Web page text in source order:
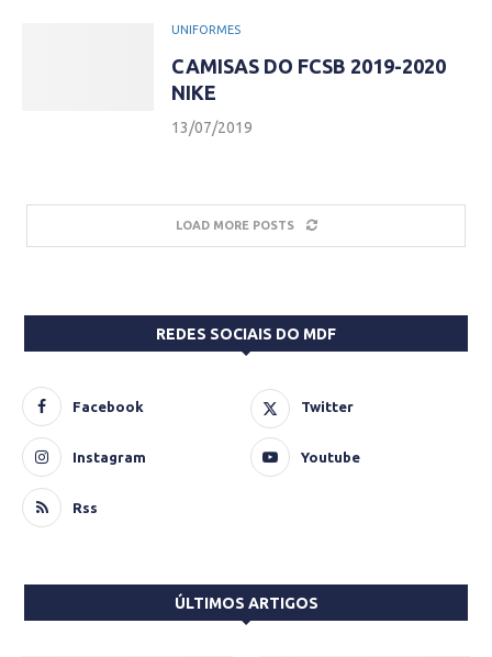
UNIFORMES
CAMISAS DO FCSB 2019-2020
NIKE
13/07/2019
LOAD MORE POSTS
REDES SOCIAIS DO MDF
Facebook Twitter
Instagram Youtube
Rss
ÚLTIMOS ARTIGOS